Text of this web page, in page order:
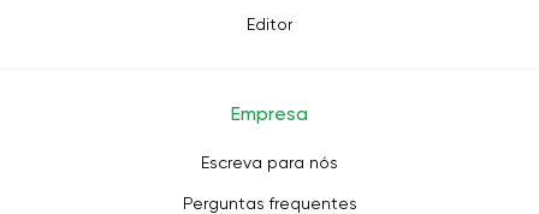
Editor
Empresa
Escreva para nós
Perguntas frequentes